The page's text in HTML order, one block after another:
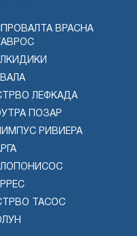
ВРАСНА
ЛЕФКАДА
ПОЗАР
РИВИЕРА
ТАСОС